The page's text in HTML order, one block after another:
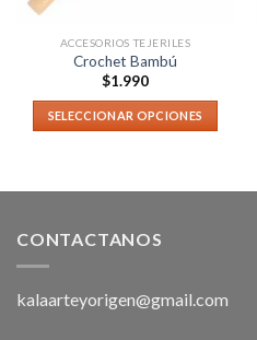
ACCESORIOS TEJERILES
Crochet Bambú
$1.990
SELECCIONAR OPCIONES
CONTACTANOS
kalaarteyorigen@gmail.com